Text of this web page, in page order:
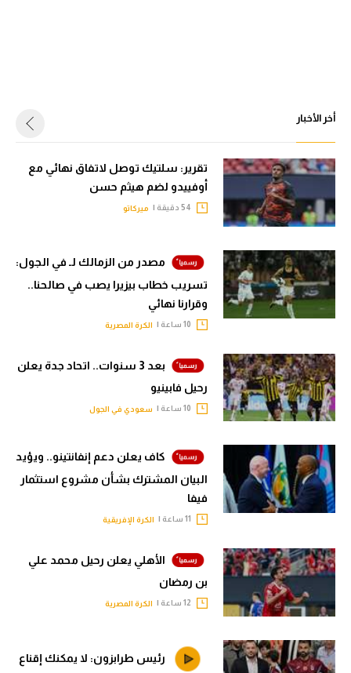
أخر الأخبار
تقرير: سلتيك توصل لاتفاق نهائي مع
أوفييدو لضم هيثم حسن
ميركاتو
مصدر من الزمالك لـ في الجول:
تسريب خطاب بيزيرا يصب في صالحنا..
وقرارنا نهائي
الكرة المصرية
بعد 3 سنوات.. اتحاد جدة يعلن
رحيل فابينيو
سعودي في الجول
كاف يعلن دعم إنفانتينو.. ويؤيد
البيان المشترك بشأن مشروع استثمار
فيفا
الكرة الإفريقية
الأهلي يعلن رحيل محمد علي
بن رمضان
الكرة المصرية
رئيس طرابزون: لا يمكنك إقناع